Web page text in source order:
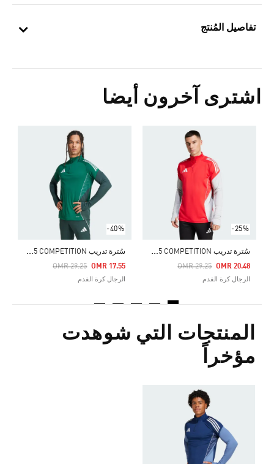
تفاصيل المُنتج
اشترى آخرون أيضا
-25%
س
ُترة تدريب TIRO 25 COMPETITION
Price Reduced From
OMR 29.25
To OMR 20.48
الرجال كرة القدم
-40%
س
ُترة تدريب TIRO 25 COMPETITION
Price Reduced From
OMR 29.25
To OMR 17.55
الرجال كرة القدم
Price Reduced From
المنتجات التي شوهدت
مؤخراً